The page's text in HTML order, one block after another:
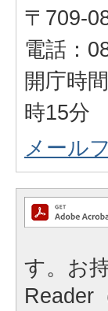
〒709-
電話：
開庁時
時15分
メール
す。お
Reader